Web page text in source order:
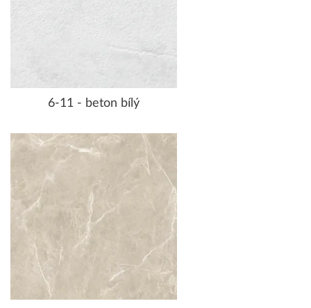
6-11 - beton bílý